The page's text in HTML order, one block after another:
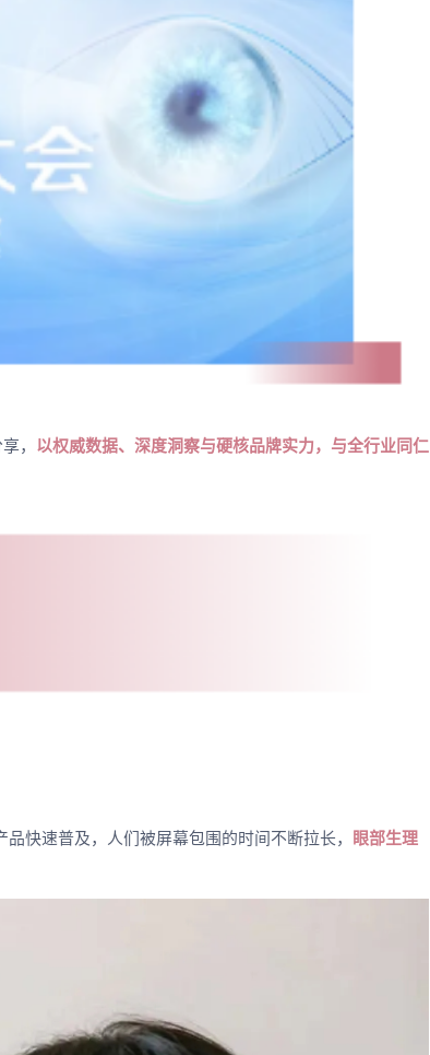
， 以权威数据、深度洞察与硬核品牌实力 ，与全行业同仁
快速普及，人们被屏幕包围的时间不断拉长，
眼部生理